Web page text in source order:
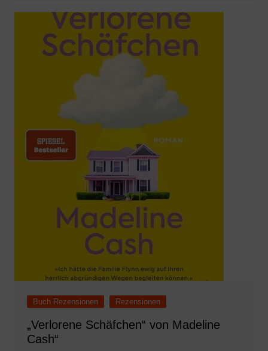
Buch Rezensionen Rezensionen
„Verlorene Schäfchen“ von Madeline
Cash“